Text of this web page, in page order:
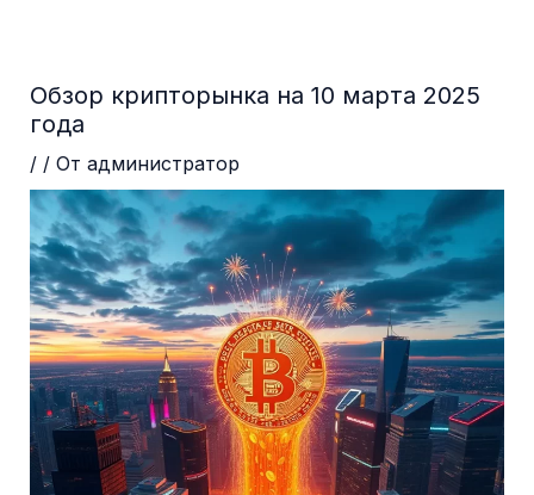
Обзор крипторынка на 10 марта 2025
года
/ / От администратор